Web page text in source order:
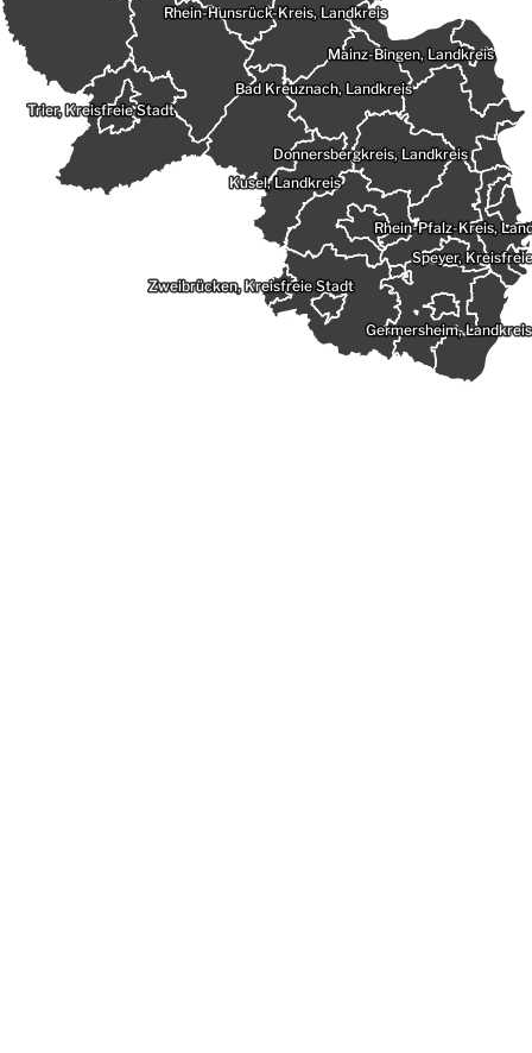
Bad Kreuznach, Landkreis
Rhein-Hunsrück-Kreis, Landkreis
Trier, Kreisfreie Stadt
Speyer,
Zweibrücken, Kreisfreie Stadt
Donnersbergkreis, Landkreis
Germersheim, Landkreis
Kusel, Landkreis
Rhein-Pfalz-Kreis,
Mainz-Bingen, Landkreis